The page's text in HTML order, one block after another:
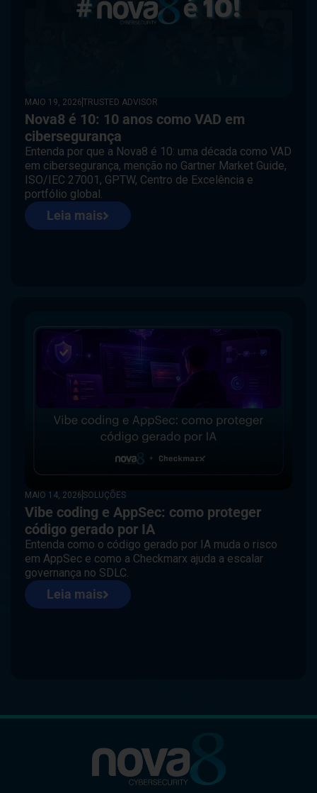
MAIO 19, 2026TRUSTED ADVISOR
Nova8 é 10: 10 anos como VAD em
cibersegurança
Entenda por que a Nova8 é 10: uma década como VAD
em cibersegurança, menção no Gartner Market Guide,
ISO/IEC 27001, GPTW, Centro de Excelência e
portfólio global.
Leia mais
MAIO 14, 2026 SOLUÇÕES
Vibe coding e AppSec: como proteger
código gerado por IA
Entenda como o código gerado por IA muda o risco
em AppSec e como a Checkmarx ajuda a escalar
governança no SDLC.
Leia mais